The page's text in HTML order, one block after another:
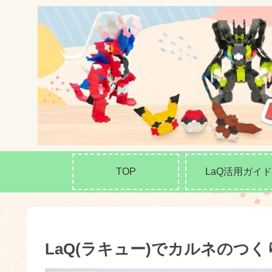
TOP LaQ活用ガイド
LaQ(ラキュー)でカルネのつく